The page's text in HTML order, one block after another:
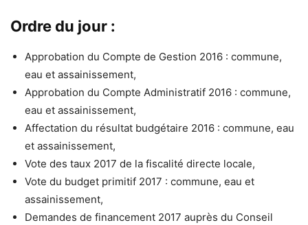
Ordre du jour :
Approbation du Compte de Gestion 2016 : commune,
eau et assainissement,
Approbation du Compte Administratif 2016 : commune,
eau et assainissement,
Affectation du résultat budgétaire 2016 : commune, eau
et assainissement,
Vote des taux 2017 de la fiscalité directe locale,
Vote du budget primitif 2017 : commune, eau et
assainissement,
Demandes de financement 2017 auprès du Conseil